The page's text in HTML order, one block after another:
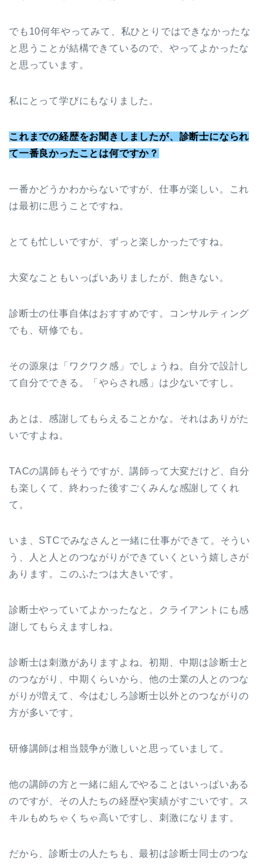
でも10何年やってみて、私ひとりではできなかったな
と思うことが結構できているので、やってよかったな
と思っています。
私にとって学びにもなりました。
これまでの経歴をお聞きしましたが、診断士になられ
て一番良かったことは何ですか？
一番かどうかわからないですが、仕事が楽しい。これ
は最初に思うことですね。
とても忙しいですが、ずっと楽しかったですね。
大変なこともいっぱいありましたが、飽きない。
診断士の仕事自体はおすすめです。コンサルティング
でも、研修でも。
その源泉は「ワクワク感」でしょうね。自分で設計し
て自分でできる。「やらされ感」は少ないですし。
あとは、感謝してもらえることかな。それはありがた
いですよね。
TACの講師もそうですが、講師って大変だけど、自分
も楽しくて、終わった後すごくみんな感謝してくれ
て。
いま、STCでみなさんと一緒に仕事ができて。そうい
う、人と人とのつながりができていくという嬉しさが
あります。このふたつは大きいです。
診断士やっていてよかったなと。クライアントにも感
謝してもらえますしね。
診断士は刺激がありますよね。初期、中期は診断士と
のつながり、中期くらいから、他の士業の人とのつな
がりが増えて、今はむしろ診断士以外とのつながりの
方が多いです。
研修講師は相当競争が激しいと思っていまして。
他の講師の方と一緒に組んでやることはいっぱいある
のですが、その人たちの経歴や実績がすごいです。ス
キルもめちゃくちゃ高いですし、刺激になります。
だから、診断士の人たちも、最初は診断士同士のつな